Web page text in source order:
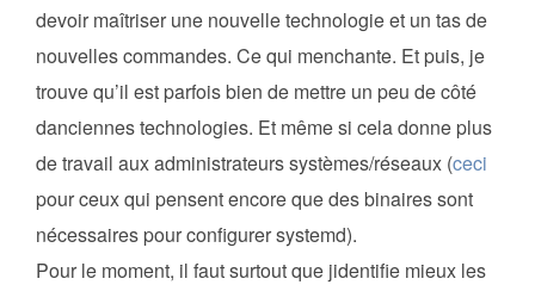
devoir maîtriser une nouvelle technologie et un tas de
nouvelles commandes. Ce qui menchante. Et puis, je
trouve qu’il est parfois bien de mettre un peu de côté
danciennes technologies. Et même si cela donne plus
de travail aux administrateurs systèmes/réseaux (ceci
pour ceux qui pensent encore que des binaires sont
nécessaires pour configurer systemd).
Pour le moment, il faut surtout que jidentifie mieux les